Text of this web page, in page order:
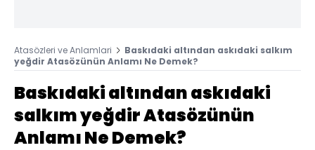
Atasözleri ve Anlamlari
Baskıdaki altından askıdaki salkım
yeğdir Atasözünün Anlamı Ne Demek?
Baskıdaki altından askıdaki
salkım yeğdir Atasözünün
Anlamı Ne Demek?